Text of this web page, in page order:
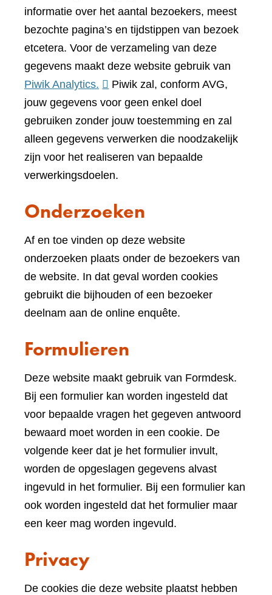
informatie over het aantal bezoekers, meest
bezochte pagina’s en tijdstippen van bezoek
etcetera. Voor de verzameling van deze
gegevens maakt deze website gebruik van
Piwik Analytics. (verwijst
naar
een
andere
website)
Piwik zal, conform AVG,
jouw gegevens voor geen enkel doel
gebruiken zonder jouw toestemming en zal
alleen gegevens verwerken die noodzakelijk
zijn voor het realiseren van bepaalde
verwerkingsdoelen.
Onderzoeken
Af en toe vinden op deze website
onderzoeken plaats onder de bezoekers van
de website. In dat geval worden cookies
gebruikt die bijhouden of een bezoeker
deelnam aan de online enquête.
Formulieren
Deze website maakt gebruik van Formdesk.
Bij een formulier kan worden ingesteld dat
voor bepaalde vragen het gegeven antwoord
bewaard moet worden in een cookie. De
volgende keer dat je het formulier invult,
worden de opgeslagen gegevens alvast
ingevuld in het formulier. Bij een formulier kan
ook worden ingesteld dat het formulier maar
een keer mag worden ingevuld.
Privacy
De cookies die deze website plaatst hebben